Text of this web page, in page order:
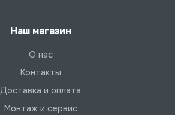
Наш магазин
О нас
Контакты
Доставка и оплата
Монтаж и сервис